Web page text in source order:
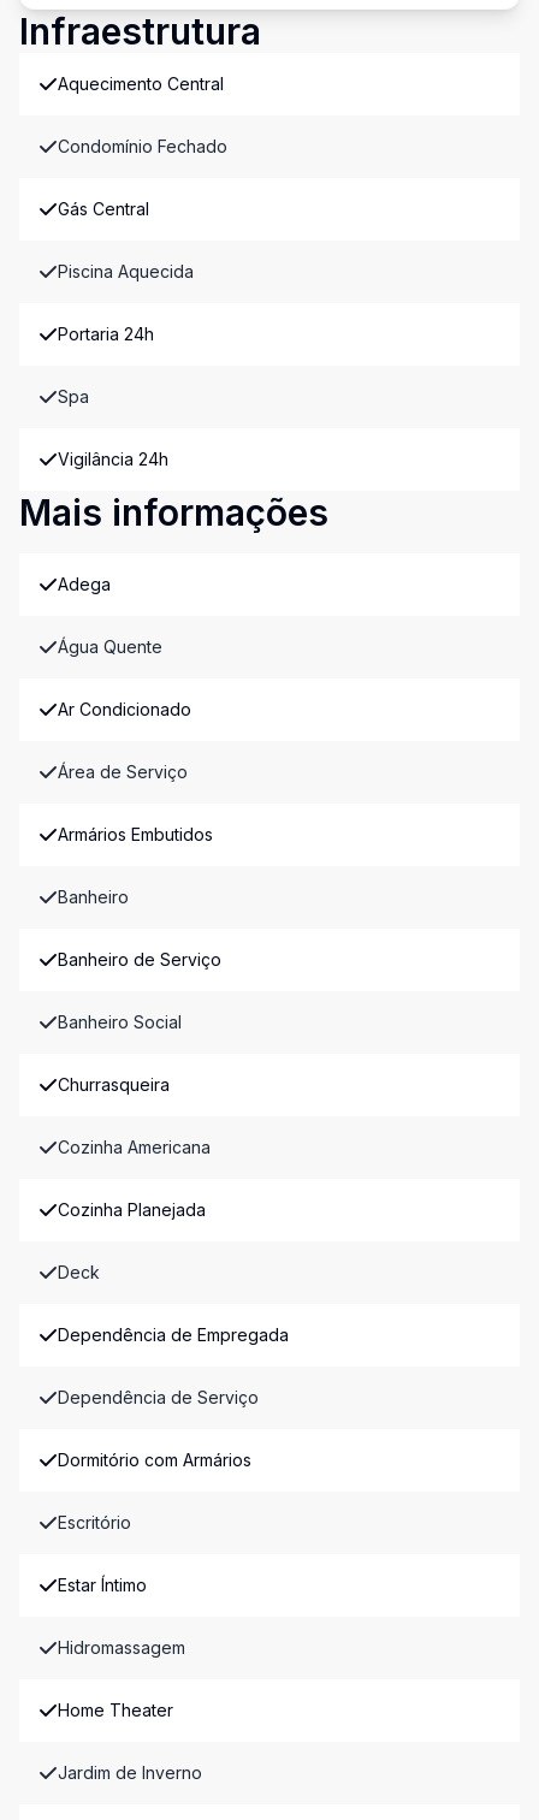
Infraestrutura
Aquecimento Central
Condomínio Fechado
Gás Central
Piscina Aquecida
Portaria 24h
Spa
Vigilância 24h
Mais informações
Adega
Água Quente
Ar Condicionado
Área de Serviço
Armários Embutidos
Banheiro
Banheiro de Serviço
Banheiro Social
Churrasqueira
Cozinha Americana
Cozinha Planejada
Deck
Dependência de Empregada
Dependência de Serviço
Dormitório com Armários
Escritório
Estar Íntimo
Hidromassagem
Home Theater
Jardim de Inverno